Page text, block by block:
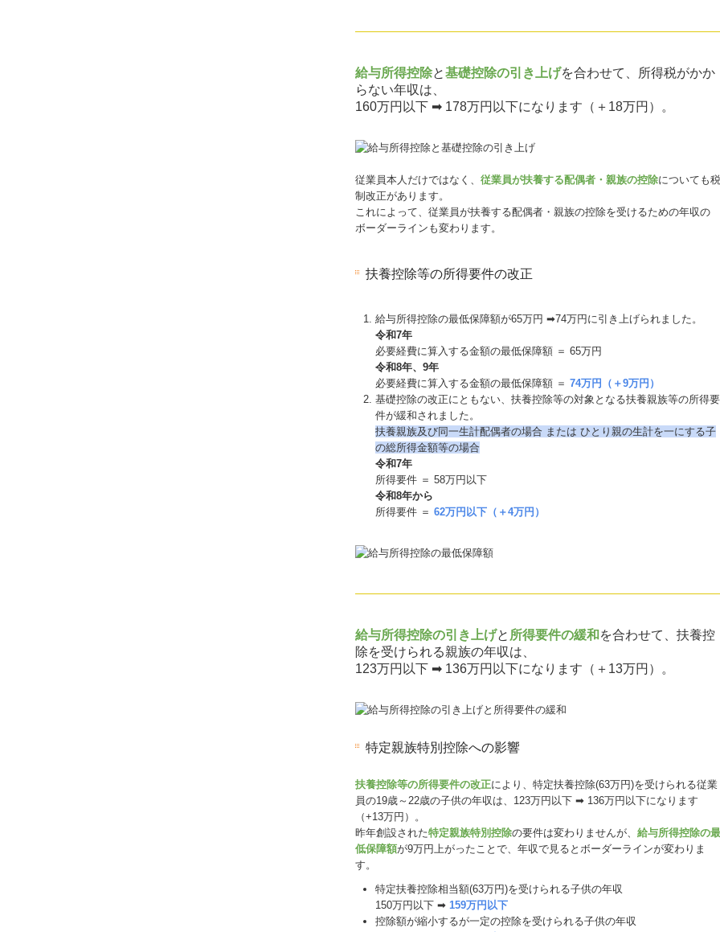
給与所得控除と基礎控除の引き上げを合わせて、所得税がかか
らない年収は、
160万円以下 ➡ 178万円以下になります（＋18万円）。
従業員本人だけではなく、 従業員が扶養する配偶者・親族の控除についても税
制改正があります。
これによって、従業員が扶養する配偶者・親族の控除を受けるための年収の
ボーダーラインも変わります。
扶養控除等の所得要件の改正
給与所得控除の最低保障額が65万円 ➡74万円に引き上げられました。
令和7年
必要経費に算入する金額の最低保障額 ＝ 65万円
令和8年、9年
必要経費に算入する金額の最低保障額 ＝ 74万円（＋9万円）
基礎控除の改正にともない、扶養控除等の対象となる扶養親族等の所得要
件が緩和されました。
扶養親族及び同⼀⽣計配偶者の場合 または ひとり親の⽣計を⼀にする⼦
の総所得⾦額等の場合
令和7年
所得要件 ＝ 58万円以下
令和8年から
所得要件 ＝ 62万円以下（＋4万円）
給与所得控除の引き上げと 所得要件の緩和 を合わせて、扶養控
除を受けられる親族の年収は、
123万円以下 ➡ 136万円以下になります（＋13万円）。
特定親族特別控除への影響
扶養控除等の所得要件の改正により、特定扶養控除(63万円)を受けられる従業
員の19歳～22歳の子供の年収は、123万円以下 ➡ 136万円以下になります
（+13万円）。
昨年創設された特定親族特別控除の要件は変わりませんが、 給与所得控除の最
低保障額が9万円上がったことで、年収で見るとボーダーラインが変わりま
す。
特定扶養控除相当額(63万円)を受けられる子供の年収
150万円以下 ➡ 159万円以下
控除額が縮小するが一定の控除を受けられる子供の年収